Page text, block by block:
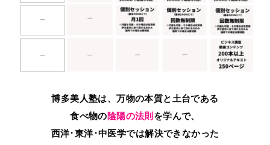
博多美人塾は、万物の本質と土台である
食べ物の陰陽の法則 を学んで、
西洋･東洋･中医学では解決できなかった